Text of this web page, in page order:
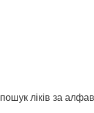
пошук ліків за